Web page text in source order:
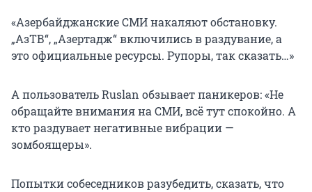
«Азербайджанские СМИ накаляют обстановку.
„АзТВ“, „Азертадж“ включились в раздувание, а
это официальные ресурсы. Рупоры, так сказать…»
А пользователь Ruslan обзывает паникеров: «Не
обращайте внимания на СМИ, всё тут спокойно. А
кто раздувает негативные вибрации —
зомбоящеры».
Попытки собеседников разубедить, сказать, что